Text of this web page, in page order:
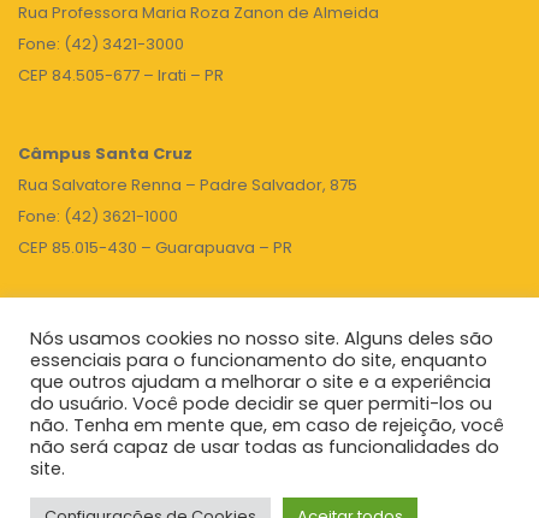
Rua Professora Maria Roza Zanon de Almeida
Fone: (42) 3421-3000
CEP 84.505-677 – Irati – PR
Câmpus Santa Cruz
Rua Salvatore Renna – Padre Salvador, 875
Fone: (42) 3621-1000
CEP 85.015-430 – Guarapuava – PR
TOPO
Unicentro |Governo do Paraná|Seti| Agenda do Reitor
Nós usamos cookies no nosso site. Alguns deles são
essenciais para o funcionamento do site, enquanto
que outros ajudam a melhorar o site e a experiência
do usuário. Você pode decidir se quer permiti-los ou
não. Tenha em mente que, em caso de rejeição, você
não será capaz de usar todas as funcionalidades do
site.